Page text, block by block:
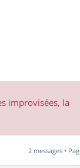
improvisées, la
2 messages •